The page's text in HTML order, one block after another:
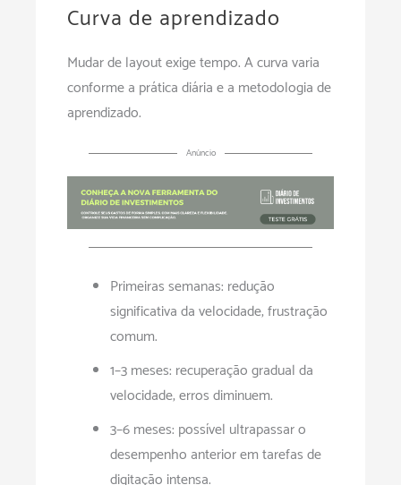
Curva de aprendizado
Mudar de layout exige tempo. A curva varia
conforme a prática diária e a metodologia de
aprendizado.
Anúncio
Primeiras semanas: redução
significativa da velocidade; frustração
comum.
1–3 meses: recuperação gradual da
velocidade; erros diminuem.
3–6 meses: possível ultrapassar o
desempenho anterior em tarefas de